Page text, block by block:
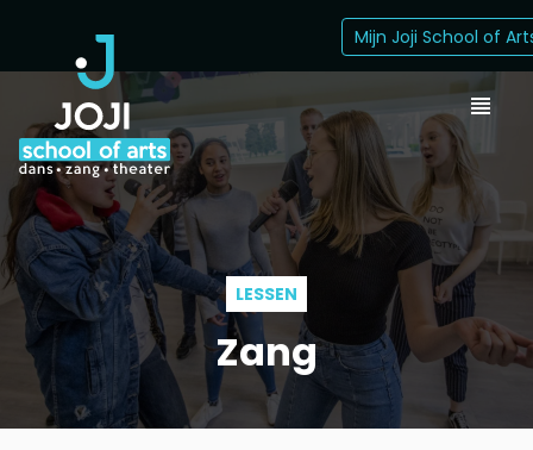
Mijn Joji School of
LESSEN
Zang